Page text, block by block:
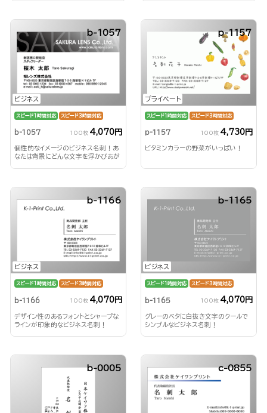
ビジネス
b-1057
スピード1時間対応 スピード3時間対応
b-1057 100枚 4,070円
個性的なイメージのビジネス名刺！あ
なたは背景にどんな文字を浮かびあが
プライベート
p-1157
スピード1時間対応 スピード3時間対応
p-1157 100枚 4,730円
ビタミンカラーの野菜がいっぱい！
ビジネス
b-1166
スピード1時間対応 スピード3時間対応
b-1166 100枚 4,070円
デザイン性のあるフォントとシャープな
ラインが印象的なビジネス名刺！
ビジネス
b-1165
スピード1時間対応 スピード3時間対応
b-1165 100枚 4,070円
グレーのベタに白抜き文字のクールで
シンプルなビジネス名刺！
b-0005 c-0855